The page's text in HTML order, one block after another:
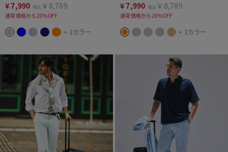
¥7,990 税込 ￥8,789
通常価格から20%OFF
+ 3カラー
¥7,990 税込 ￥8,789
通常価格から20%OFF
+ 3カラー